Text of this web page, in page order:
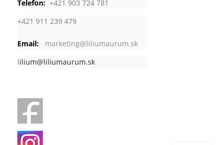
Telefon: +421 903 724 781
+421 911 239 479
Email:
marketing@liliumaurum.sk
lilium@liliumaurum.sk